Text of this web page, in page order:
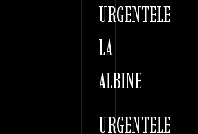
URGENTELE
LA
ALBINE
URGENTELE